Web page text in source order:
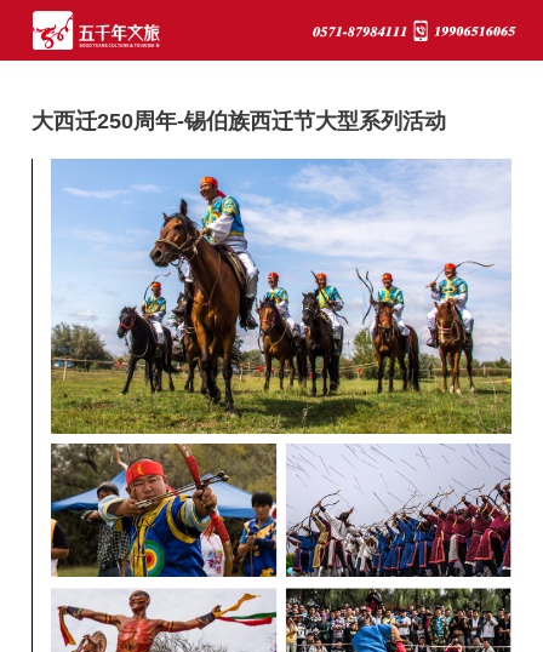
五千年文
旅5000
TOURISM
87984111
大西迁250周年-锡伯族西迁节大型系列活动